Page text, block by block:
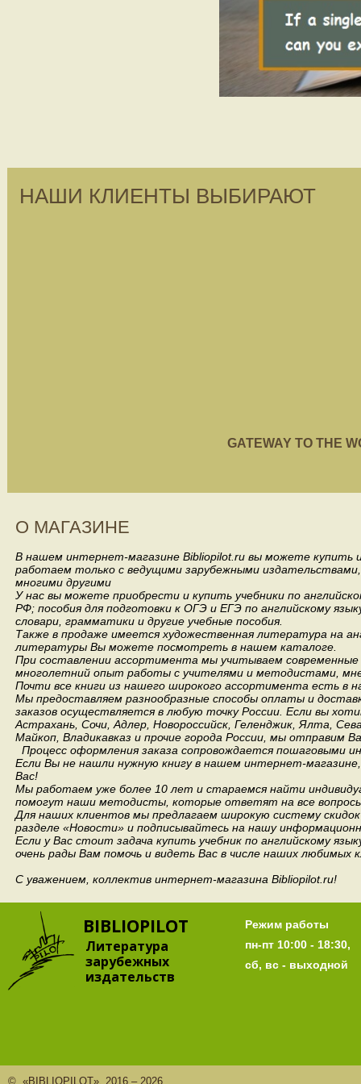
НАШИ КЛИЕНТЫ ВЫБИРАЮТ
GATEWAY TO THE
О МАГАЗИНЕ
В нашем интернет-магазине Bibliopilot.ru вы можете купить
работаем только с ведущими зарубежными издательствами,
многими другими
У нас вы можете приобрести и купить учебники по
РФ; пособия для подготовки к ОГЭ и ЕГЭ по английскому
словари, грамматики и другие учебные пособия.
Также в продаже имеется художественная литература на
литературы Вы можете посмотреть в нашем каталоге.
При составлении ассортимента мы учитываем
многолетний опыт работы с учителями и методистами,
Почти все книги из нашего широкого ассортимента есть в
Мы предоставляем разнообразные способы оплаты и
заказов осуществляется в любую точку России. Если вы
Астрахань, Сочи, Адлер, Новороссийск, Геленджик, Ялта,
Майкоп, Владикавказ и прочие города России, мы отправим
Процесс оформления заказа сопровождается пошаговыми
Если Вы не нашли нужную книгу в нашем интернет-
Вас!
Мы работаем уже более 10 лет и стараемся найти
помогут наши методисты, которые ответят на все
Для наших клиентов мы предлагаем широкую систему
разделе «Новости» и подписывайтесь на нашу
Если у Вас стоит задача купить учебник по английскому
очень рады Вам помочь и видеть Вас в числе наших любимых
С уважением, коллектив интернет-магазина Bibliopilot.ru!
BIBLIOPILOT
Литература
зарубежных
издательств
Режим работы
пн-пт 10:00 - 18:30,
сб, вс - выходной
© «BIBLIOPILOT», 2016 – 2026